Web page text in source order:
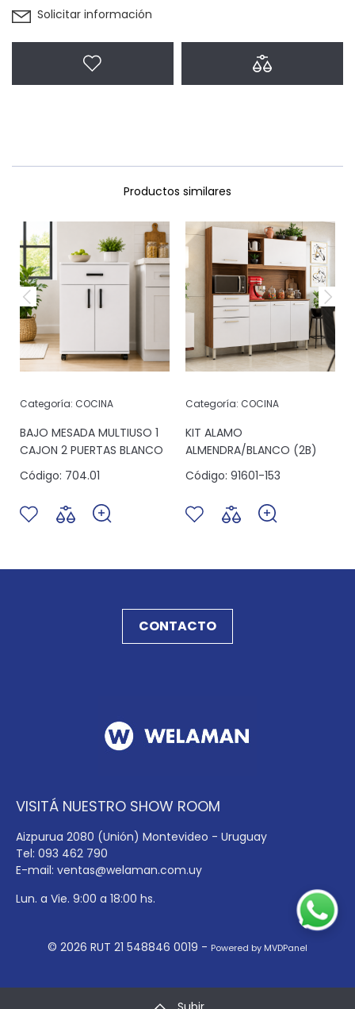
Solicitar información
Productos similares
Categoría: COCINA
BAJO MESADA MULTIUSO 1
CAJON 2 PUERTAS BLANCO
Código: 704.01
Categoría: COCINA
KIT ALAMO
ALMENDRA/BLANCO (2B)
Código: 91601-153
CONTACTO
VISITÁ NUESTRO SHOW ROOM
Aizpurua 2080 (Unión) Montevideo - Uruguay
Tel: 093 462 790
E-mail: ventas@welaman.com.uy
Lun. a Vie. 9:00 a 18:00 hs.
© 2026 RUT 21 548846 0019 - Powered by MVDPanel